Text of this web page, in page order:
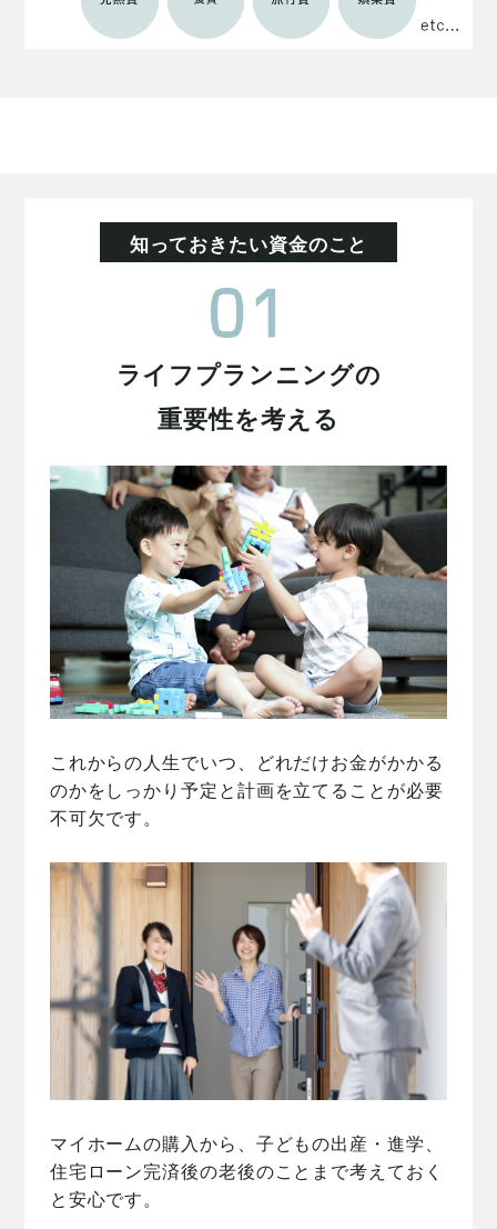
知っておきたい資金のこと
ライフプランニングの
重要性を考える
これからの人生でいつ、どれだけお金がかかる
のかをしっかり予定と計画を立てることが必要
不可欠です。
マイホームの購入から、子どもの出産・進学、
住宅ローン完済後の老後のことまで考えておく
と安心です。